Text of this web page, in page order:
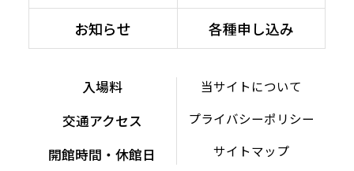
お知らせ
各種申し込み
入場料
交通アクセス
開館時間・休館日
当サイトについて
プライバシーポリシー
サイトマップ